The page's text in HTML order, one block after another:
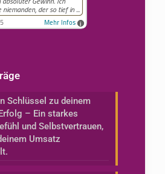
Schlüssel zu deinem
– Ein starkes
und Selbstvertrauen,
Umsatz